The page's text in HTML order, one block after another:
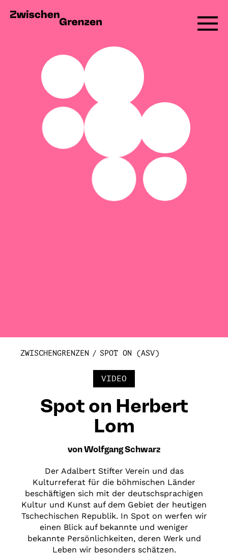
ZWISCHENGRENZEN SPOT ON (ASV)
VIDEO
Spot on Herbert
Lom
von Wolfgang Schwarz
Der Adalbert Stifter Verein und das
Kulturreferat für die böhmischen Länder
beschäftigen sich mit der deutschsprachigen
Kultur und Kunst auf dem Gebiet der heutigen
Tschechischen Republik. In Spot on werfen wir
einen Blick auf bekannte und weniger
bekannte Persönlichkeiten, deren Werk und
Leben wir besonders schätzen.